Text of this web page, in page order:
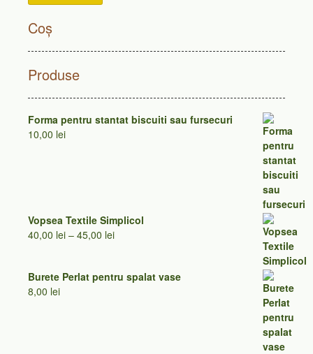
Coș
Produse
Forma pentru stantat biscuiti sau fursecuri
10,00 lei
Vopsea Textile Simplicol
40,00 lei – 45,00 leiInterval
40,00 lei
Burete Perlat pentru spalat vase
8,00 lei